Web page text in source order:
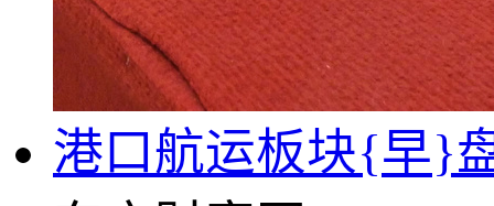
港口航运板块{早}